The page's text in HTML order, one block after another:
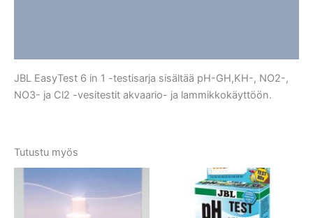
JBL EasyTest 6 in 1 -testisarja sisältää pH-GH,KH-, NO2-,
NO3- ja Cl2 -vesitestit akvaario- ja lammikkokäyttöön.
Tutustu myös